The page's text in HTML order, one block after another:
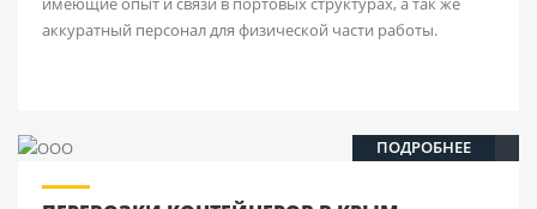
аккуратный персонал для физической части работы.
ПОДРОБНЕЕ